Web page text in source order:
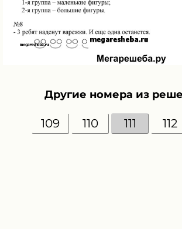
Другие номера из
109 110 111 112